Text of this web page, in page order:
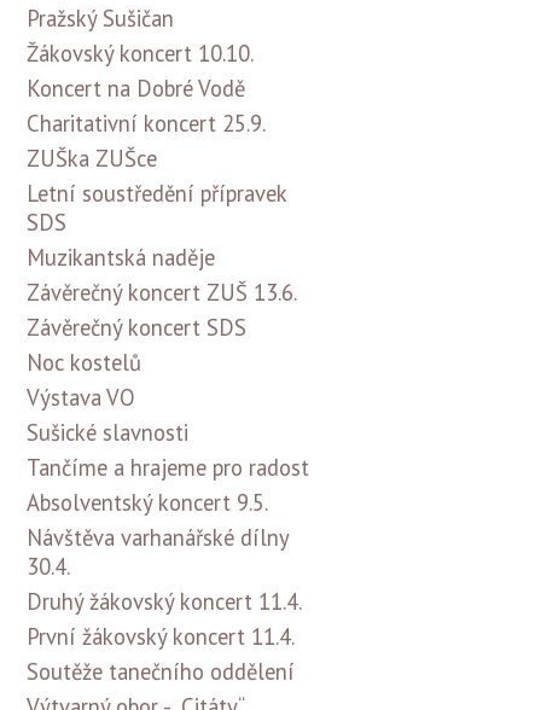
Pražský Sušičan
Žákovský koncert 10.10.
Koncert na Dobré Vodě
Charitativní koncert 25.9.
ZUŠka ZUŠce
Letní soustředění přípravek
SDS
Muzikantská naděje
Závěrečný koncert ZUŠ 13.6.
Závěrečný koncert SDS
Noc kostelů
Výstava VO
Sušické slavnosti
Tančíme a hrajeme pro radost
Absolventský koncert 9.5.
Návštěva varhanářské dílny
30.4.
Druhý žákovský koncert 11.4.
První žákovský koncert 11.4.
Soutěže tanečního oddělení